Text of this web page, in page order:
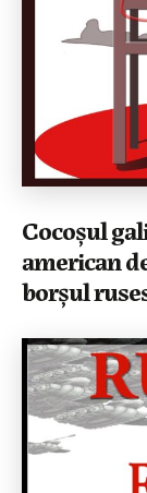
Cocoșul
american
borșul